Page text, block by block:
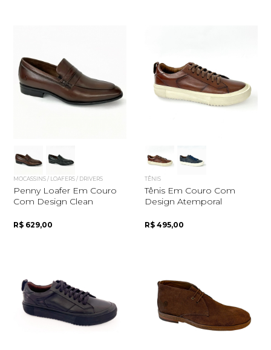
MOCASSINS / LOAFERS / DRIVERS
Penny Loafer Em Couro
Com Design Clean
R$ 629,00
TÊNIS
Tênis Em Couro Com
Design Atemporal
R$ 495,00